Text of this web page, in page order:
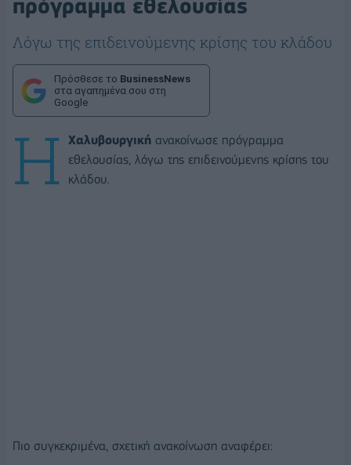
πρόγραμμα εθελουσίας
Λόγω της επιδεινούμενης κρίσης του κλάδου
Πρόσθεσε το BusinessNews
στα αγαπημένα σου στη
Google
Η Χαλυβουργική ανακοίνωσε πρόγραμμα
εθελουσίας, λόγω της επιδεινούμενης κρίσης του
κλάδου.
Πιο συγκεκριμένα, σχετική ανακοίνωση αναφέρει: